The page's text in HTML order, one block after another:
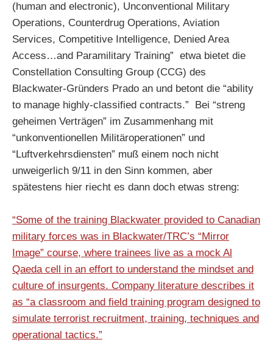
(human and electronic), Unconventional Military
Operations, Counterdrug Operations, Aviation
Services, Competitive Intelligence, Denied Area
Access…and Paramilitary Training” etwa bietet die
Constellation Consulting Group (CCG) des
Blackwater-Gründers Prado an und betont die “ability
to manage highly-classified contracts.” Bei “streng
geheimen Verträgen” im Zusammenhang mit
“unkonventionellen Militäroperationen” und
“Luftverkehrsdiensten” muß einem noch nicht
unweigerlich 9/11 in den Sinn kommen, aber
spätestens hier riecht es dann doch etwas streng:
“Some of the training Blackwater provided to Canadian
military forces was in Blackwater/TRC’s “Mirror
Image” course, where trainees live as a mock Al
Qaeda cell in an effort to understand the mindset and
culture of insurgents. Company literature describes it
as “a classroom and field training program designed to
simulate terrorist recruitment, training, techniques and
operational tactics.”